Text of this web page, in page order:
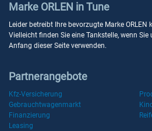
Marke ORLEN in Tune
Leider betreibt Ihre bevorzugte Marke ORLEN
Vielleicht finden Sie eine Tankstelle, wenn
Anfang dieser Seite verwenden.
Partnerangebote
Kfz-Versicherung
Gebrauchtwagenmarkt
Finanzierung
Leasing